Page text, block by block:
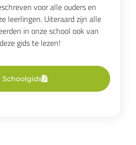
voor alle ouders en
leerlingen. Uiteraard zijn alle
in onze school ook van
gids te lezen!
Schoolgids